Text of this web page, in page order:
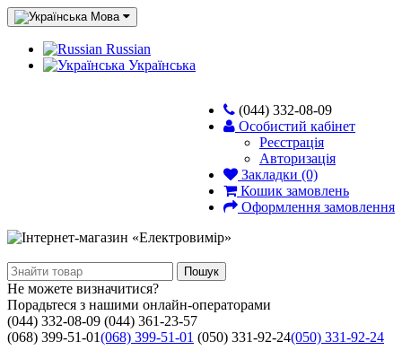
Мова
Russian
Українська
(044) 332-08-09
Особистий кабінет
Реєстрація
Авторизація
Закладки (0)
Кошик замовлень
Оформлення замовлення
Пошук
Не можете визначитися?
Порадьтеся з нашими онлайн-операторами
(044) 332-08-09 (044) 361-23-57
(068) 399-51-01(068) 399-51-01 (050) 331-92-24(050) 331-92-24